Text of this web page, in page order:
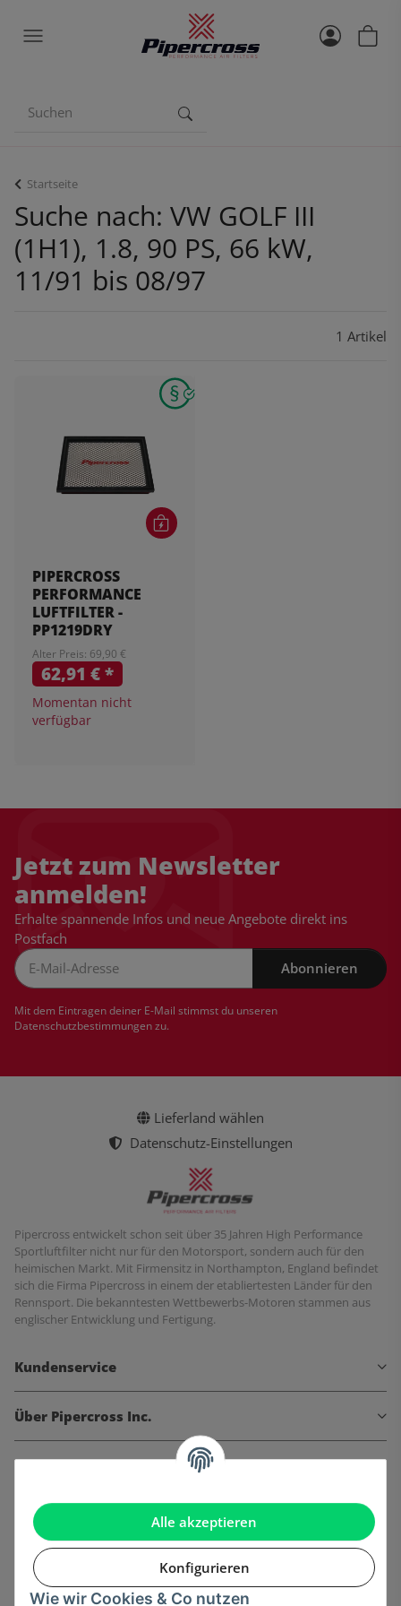
Alle akzeptieren
Konfigurieren
Wie wir Cookies & Co nutzen
Startseite
Suche nach: VW GOLF III
(1H1), 1.8, 90 PS, 66 kW,
11/91 bis 08/97
1 Artikel
PIPERCROSS
PERFORMANCE
LUFTFILTER -
PP1219DRY
Alter Preis: 69,90 €
62,91 €*
Momentan nicht
verfügbar
Jetzt zum Newsletter
anmelden!
Erhalte spannende Infos und neue Angebote direkt ins
Postfach
Abonnieren
Mit dem Eintragen deiner E-Mail stimmst du unseren
Datenschutzbestimmungenzu.
Lieferland wählen
Datenschutz-Einstellungen
Pipercross entwickelt schon seit über 35 Jahren High Performance
Sportluftfilter nicht nur für den Motorsport, sondern auch für den
heimischen Markt. Mit Firmensitz in Northampton, England befindet
sich die Firma Pipercross in einem der etabliertesten Länder für den
Rennsport. Die bekanntesten Wettbewerbs-Motoren stammen aus
englischer Entwicklung und Fertigung.
Kundenservice
Über Pipercross Inc.
Informationen
Gesetzliche Informationen